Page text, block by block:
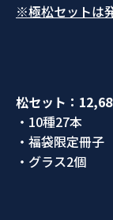
※極松セットは
松セット：
・10種27本
・福袋限定冊子
・グラス2個